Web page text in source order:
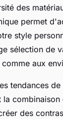
des
permet
style
sélection de
aux
tendances
la
des